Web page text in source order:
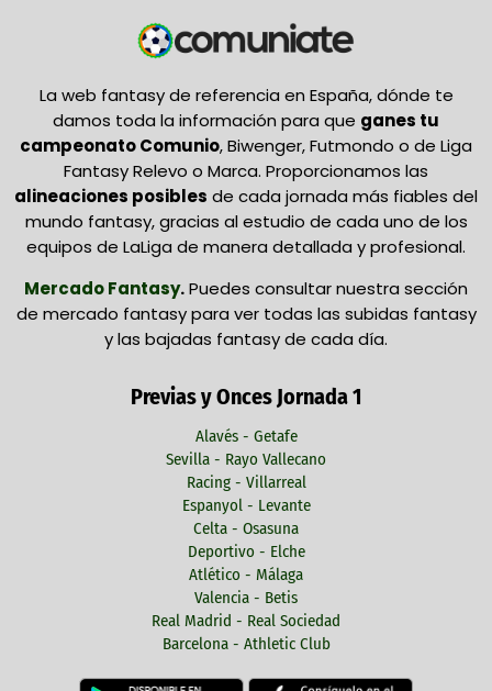
La web fantasy de referencia en España, dónde te
damos toda la información para que ganes tu
campeonato Comunio, Biwenger, Futmondo o de Liga
Fantasy Relevo o Marca. Proporcionamos las
alineaciones posibles de cada jornada más fiables del
mundo fantasy, gracias al estudio de cada uno de los
equipos de LaLiga de manera detallada y profesional.
Mercado Fantasy.Puedes consultar nuestra sección
de mercado fantasy para ver todas las subidas fantasy
y las bajadas fantasy de cada día.
Previas y Onces Jornada 1
Alavés - Getafe
Sevilla - Rayo Vallecano
Racing - Villarreal
Espanyol - Levante
Celta - Osasuna
Deportivo - Elche
Atlético - Málaga
Valencia - Betis
Real Madrid - Real Sociedad
Barcelona - Athletic Club